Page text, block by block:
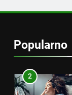
Popularno
2